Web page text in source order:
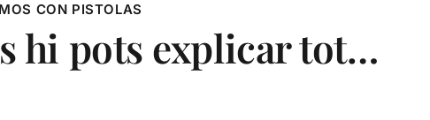
CON PISTOLAS
hi pots explicar tot…